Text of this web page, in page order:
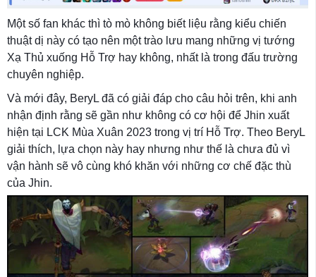
Một số fan khác thì tò mò không biết liệu rằng kiểu chiến
thuật dị này có tạo nên một trào lưu mang những vị tướng
Xạ Thủ xuống Hỗ Trợ hay không, nhất là trong đấu trường
chuyên nghiệp.
Và mới đây, BeryL đã có giải đáp cho câu hỏi trên, khi anh
nhận định rằng sẽ gần như không có cơ hội để Jhin xuất
hiện tại LCK Mùa Xuân 2023 trong vị trí Hỗ Trợ. Theo BeryL
giải thích, lựa chọn này hay nhưng như thế là chưa đủ vì
vận hành sẽ vô cùng khó khăn với những cơ chế đặc thù
của Jhin.